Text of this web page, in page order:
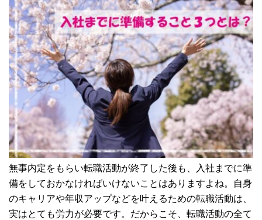
無事内定をもらい転職活動が終了した後も、入社までに準
備をしておかなければいけないことはありますよね。自身
のキャリアや年収アップなどを叶えるための転職活動は、
実はとても労力が必要です。だからこそ、転職活動の全て